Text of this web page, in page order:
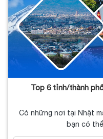
Top 6 tỉnh/thành
Có những nơi tại Nhật
bạn có